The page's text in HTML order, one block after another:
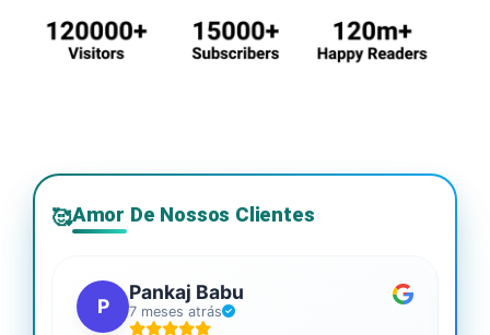
🥰Amor De Nossos Clientes
P
Pankaj Babu
7 meses atrás